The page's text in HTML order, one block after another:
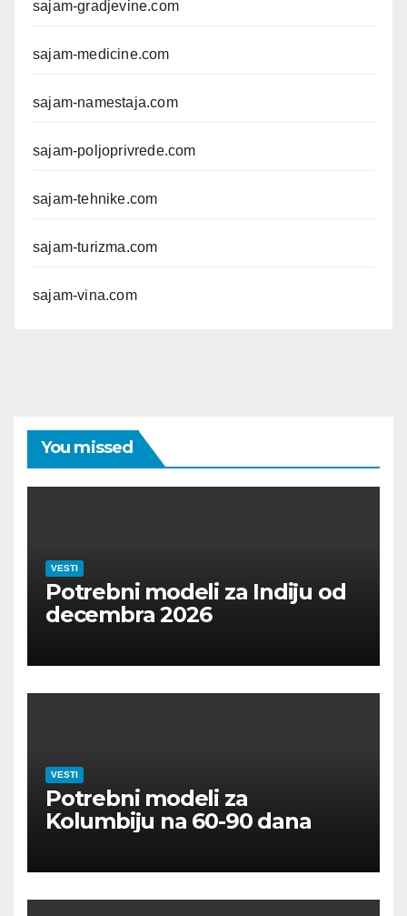
sajam-gradjevine.com
sajam-medicine.com
sajam-namestaja.com
sajam-poljoprivrede.com
sajam-tehnike.com
sajam-turizma.com
sajam-vina.com
You missed
VESTI
Potrebni modeli za Indiju od
decembra 2026
VESTI
Potrebni modeli za
Kolumbiju na 60-90 dana